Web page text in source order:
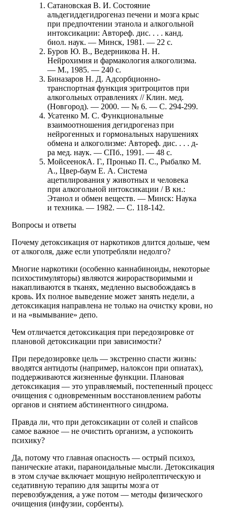
Сатановская В. И. Состояние
альдегиддегидрогеназ печени и мозга крыс
при предпочтении этанола и алкогольной
интоксикации: Автореф. дис. . . . канд.
биол. наук. — Минск, 1981. — 22 с.
Буров Ю. В., Ведерникова Н. Н.
Нейрохимия и фармакология алкоголизма.
— М., 1985. — 240 с.
Биназаров Н. Д. Адсорбционно-
транспортная функция эритроцитов при
алкогольных отравлениях // Клин. мед.
(Новгород). — 2000. — № 6. — С. 294-299.
Усатенко М. С. Функциональные
взаимоотношения дегидрогеназ при
нейрогенных и гормональных нарушениях
обмена и алкоголизме: Автореф. дис. . . . д-
ра мед. наук. — СПб., 1991. — 48 с.
МойсеенокА. Г., Пронько П. С., Рыбалко М.
А., Цвер-баум Е. А. Система
ацетилирования у животных и человека
при алкогольной интоксикации / В кн.:
Этанол и обмен веществ. — Минск: Наука
и техника. — 1982. — С. 118-142.
Вопросы и ответы
Почему детоксикация от наркотиков длится дольше, чем
от алкоголя, даже если употребляли недолго?
Многие наркотики (особенно каннабиноиды, некоторые
психостимуляторы) являются жирорастворимыми и
накапливаются в тканях, медленно высвобождаясь в
кровь. Их полное выведение может занять недели, а
детоксикация направлена не только на очистку крови, но
и на «вымывание» депо.
Чем отличается детоксикация при передозировке от
плановой детоксикации при зависимости?
При передозировке цель — экстренно спасти жизнь:
вводятся антидоты (например, налоксон при опиатах),
поддерживаются жизненные функции. Плановая
детоксикация — это управляемый, постепенный процесс
очищения с одновременным восстановлением работы
органов и снятием абстинентного синдрома.
Правда ли, что при детоксикации от солей и спайсов
самое важное — не очистить организм, а успокоить
психику?
Да, потому что главная опасность — острый психоз,
панические атаки, параноидальные мысли. Детоксикация
в этом случае включает мощную нейролептическую и
седативную терапию для защиты мозга от
перевозбуждения, а уже потом — методы физического
очищения (инфузии, сорбенты).